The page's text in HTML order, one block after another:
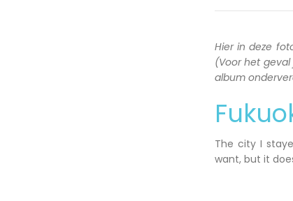
Hier in deze
(Voor het
album
The city I
want, but it